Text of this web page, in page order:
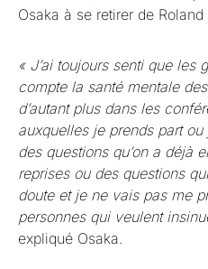
Osaka à se retirer de Roland
« J’ai toujours senti que les
compte la santé mentale
d’autant plus dans les
auxquelles je prends part ou
des questions qu’on a déjà
reprises ou des questions
doute et je ne vais pas me
personnes qui veulent
expliqué Osaka.